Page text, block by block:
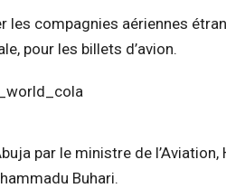
compagnies aériennes
pour les billets d’avion.
par le ministre de l’Aviation,
Buhari.